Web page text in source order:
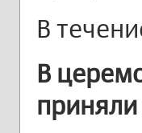
В
В
приняли